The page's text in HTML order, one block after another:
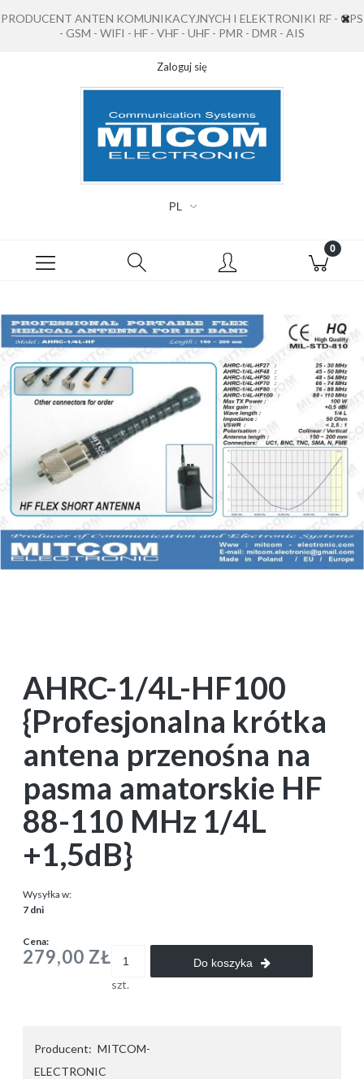
PRODUCENT ANTEN KOMUNIKACYJNYCH I ELEKTRONIKI RF - GPS
- GSM - WIFI - HF - VHF - UHF - PMR - DMR - AIS
Zaloguj się
AHRC-1/4L-HF100
{Profesjonalna krótka
antena przenośna na
pasma amatorskie HF
88-110 MHz 1/4L
+1,5dB}
Wysyłka w:
7 dni
Cena:
279,00 ZŁ
szt.
Do koszyka
Producent: MITCOM-
ELECTRONIC